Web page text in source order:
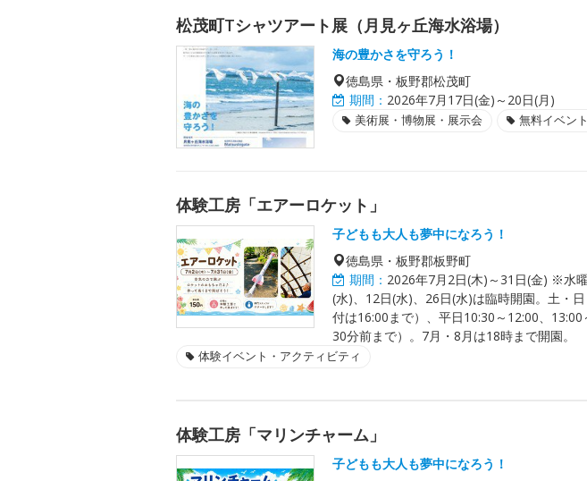
松茂町Tシャツアート展（月見ヶ丘海水浴場）
海の豊かさを守ろう！
徳島県・板野郡松茂町
期間： 2026年7月17日(金)～20日(月)
美術展・博物展・展示会 無料イベント
体験工房「エアーロケット」
子どもも大人も夢中になろう！
徳島県・板野郡板野町
期間： 2026年7月2日(木)～31日(金) ※水
(水)、12日(水)、26日(水)は臨時開園。土・
付は16:00まで）、平日10:30～12:00、
30分前まで）。7月・8月は18時まで開園。
体験イベント・アクティビティ
体験工房「マリンチャーム」
子どもも大人も夢中になろう！